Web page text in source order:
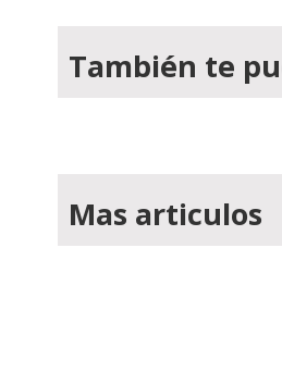
También te
Mas articulos